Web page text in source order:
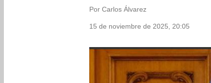
Por Carlos Álvarez
15 de noviembre de 2025, 20:05